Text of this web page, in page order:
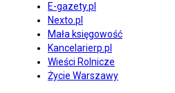
E-gazety.pl
Nexto.pl
Mała księgowość
Kancelarierp.pl
Wieści Rolnicze
Życie Warszawy